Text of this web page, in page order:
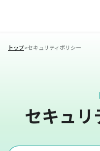
トップ>セキュリティポリシー
セキュリ